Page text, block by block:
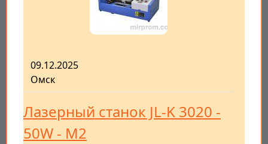
09.12.2025
Омск
Лазерный станок JL-K 3020 -
50W - M2